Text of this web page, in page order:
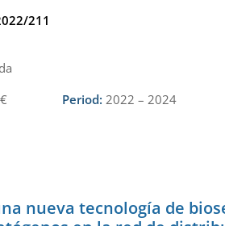
211
€ Period: 2022 – 2024
nueva tecnología de